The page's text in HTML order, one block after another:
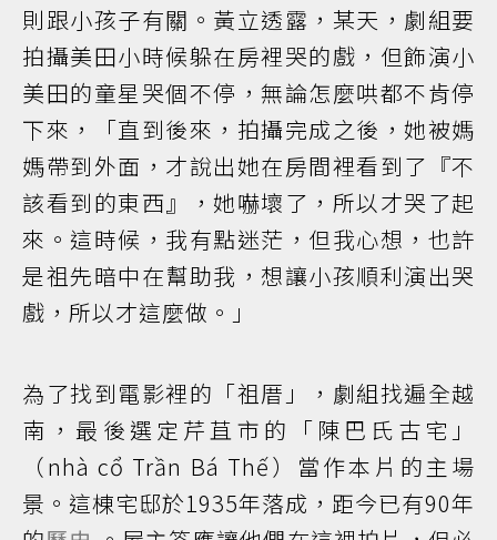
則跟小孩子有關。黃立透露，某天，劇組要
拍攝美田小時候躲在房裡哭的戲，但飾演小
美田的童星哭個不停，無論怎麼哄都不肯停
下來，「直到後來，拍攝完成之後，她被媽
媽帶到外面，才說出她在房間裡看到了『不
該看到的東西』，她嚇壞了，所以才哭了起
來。這時候，我有點迷茫，但我心想，也許
是祖先暗中在幫助我，想讓小孩順利演出哭
戲，所以才這麼做。」
為了找到電影裡的「祖厝」，劇組找遍全越
南，最後選定芹苴市的「陳巴氏古宅」
（nhà cổ Trần Bá Thế）當作本片的主場
景。這棟宅邸於1935年落成，距今已有90年